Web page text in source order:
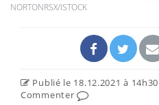
NORTONRSX/ISTOCK
Publié le 18.12.2021 à 14h30
Commenter